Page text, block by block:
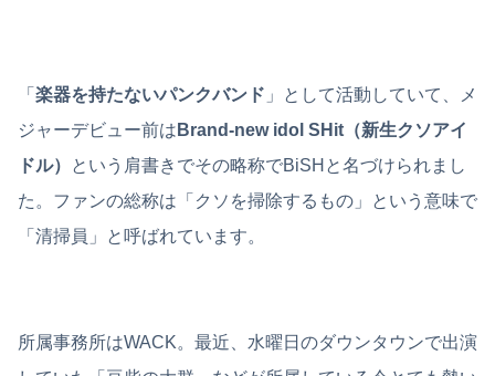
「 楽器を持たないパンクバンド 」として活動していて、メ
ジャーデビュー前は Brand-new idol SHit（新生クソアイ
ドル）
という肩書きでその略称でBiSHと名づけられまし
た。ファンの総称は「クソを掃除するもの」という意味で
「清掃員」と呼ばれています。
所属事務所はWACK。最近、水曜日のダウンタウンで出演